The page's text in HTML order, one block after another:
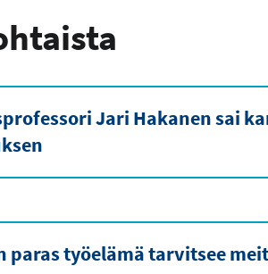
Jari Hakanen sai
paras työelämä tarvitsee